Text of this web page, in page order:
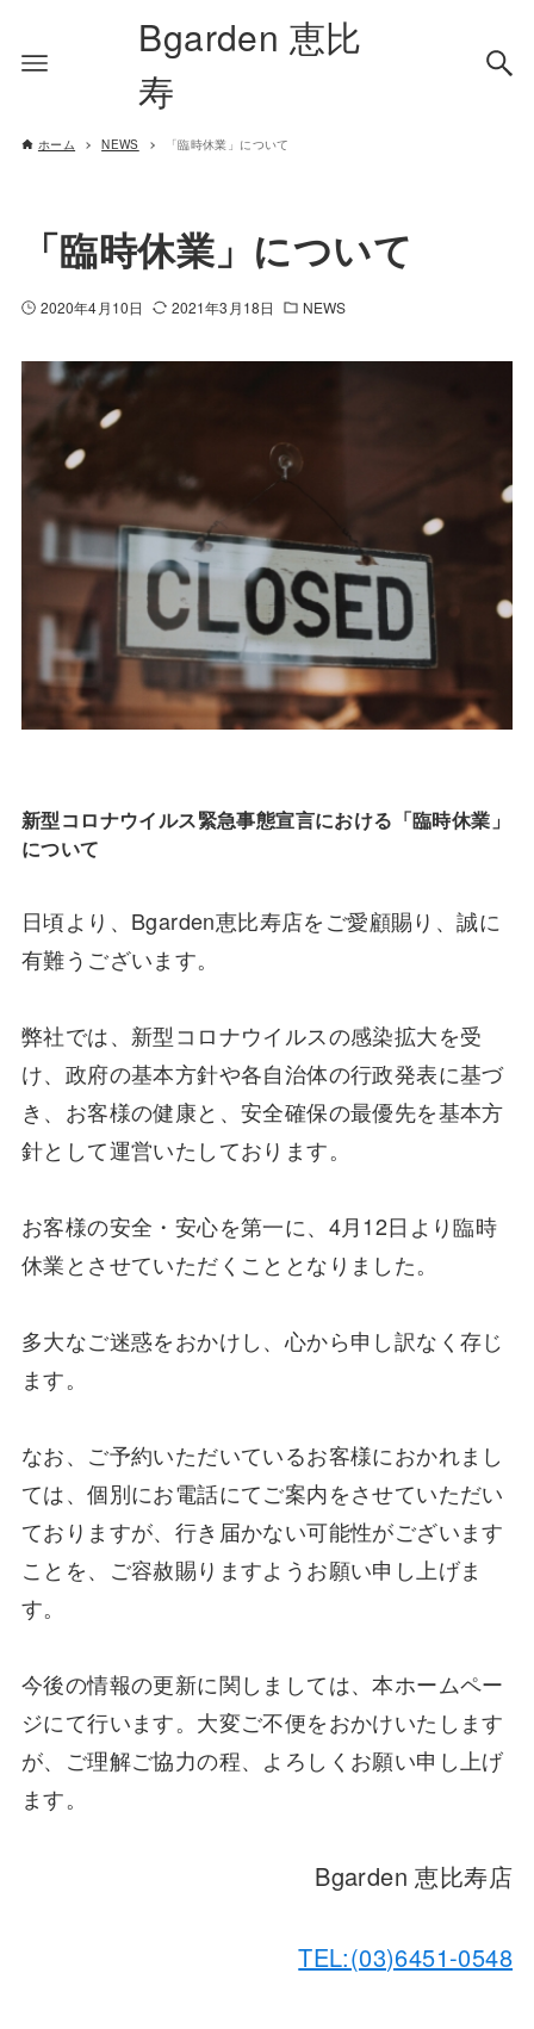
Bgarden 恵比
寿
ホーム NEWS 「臨時休業」について
「臨時休業」について
2020年4月10日 2021年3月18日 NEWS
新型コロナウイルス緊急事態宣言における「臨時休業」
について
日頃より、Bgarden恵比寿店をご愛顧賜り、誠に
有難うございます。
弊社では、新型コロナウイルスの感染拡大を受
け、政府の基本方針や各自治体の行政発表に基づ
き、お客様の健康と、安全確保の最優先を基本方
針として運営いたしております。
お客様の安全・安心を第一に、4月12日より臨時
休業とさせていただくこととなりました。
多大なご迷惑をおかけし、心から申し訳なく存じ
ます。
なお、ご予約いただいているお客様におかれまし
ては、個別にお電話にてご案内をさせていただい
ておりますが、行き届かない可能性がございます
ことを、ご容赦賜りますようお願い申し上げま
す。
今後の情報の更新に関しましては、本ホームペー
ジにて行います。大変ご不便をおかけいたします
が、ご理解ご協力の程、よろしくお願い申し上げ
ます。
Bgarden 恵比寿店
TEL:(03)6451-0548